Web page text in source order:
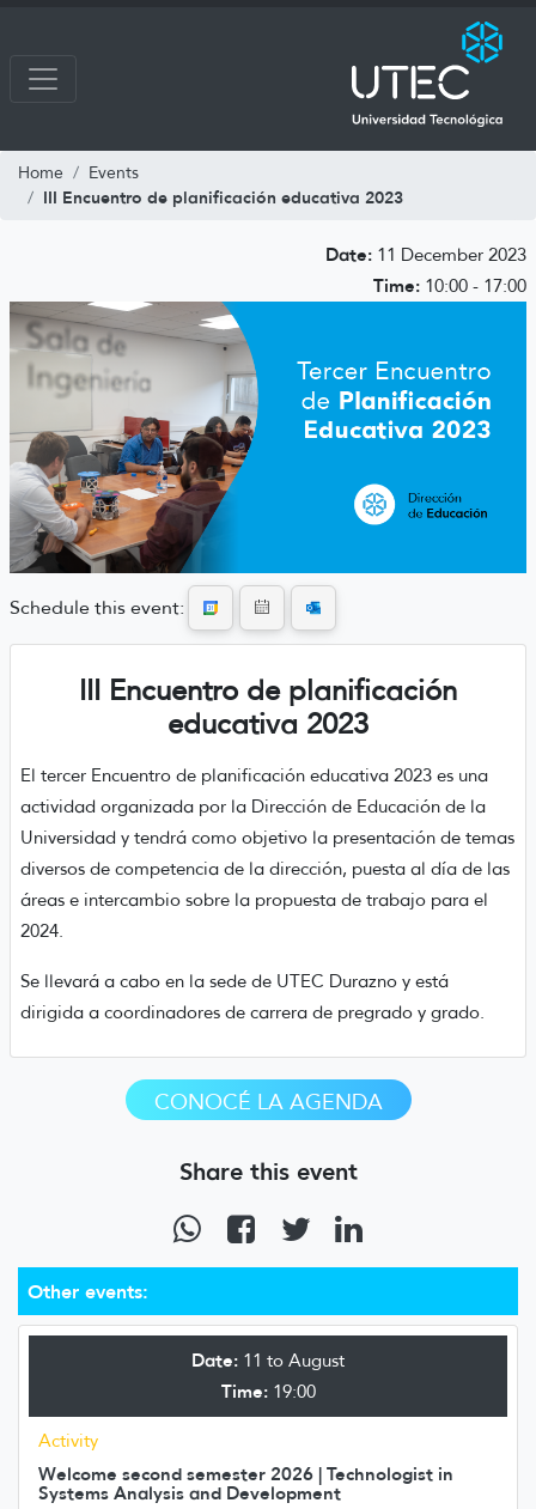
Home Events
III Encuentro de planificación educativa 2023
Other events:
Date: 11 to August
Time:19:00
Activity
Welcome second semester 2026 | Technologist in
Systems Analysis and Development
Date: 11 December 2023
Time: 10:00 - 17:00
Schedule this event:
III Encuentro de planificación
educativa 2023
El tercer Encuentro de planificación educativa 2023 es una
actividad organizada por la Dirección de Educación de la
Universidad y tendrá como objetivo la presentación de temas
diversos de competencia de la dirección, puesta al día de las
áreas e intercambio sobre la propuesta de trabajo para el
2024.
Se llevará a cabo en la sede de UTEC Durazno y está
dirigida a coordinadores de carrera de pregrado y grado.
CONOCÉ LA AGENDA
Share this event